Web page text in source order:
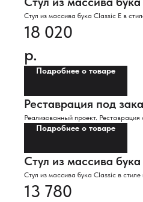
Стул из массива бука Classic E в
18 020
р.
Подробнее о товаре
Реставрация под
Реализованный проект. Реставрация
экокожи. 2023 год.
Подробнее о товаре
Стул из массива
Стул из массива бука Classic в стиле
13 780